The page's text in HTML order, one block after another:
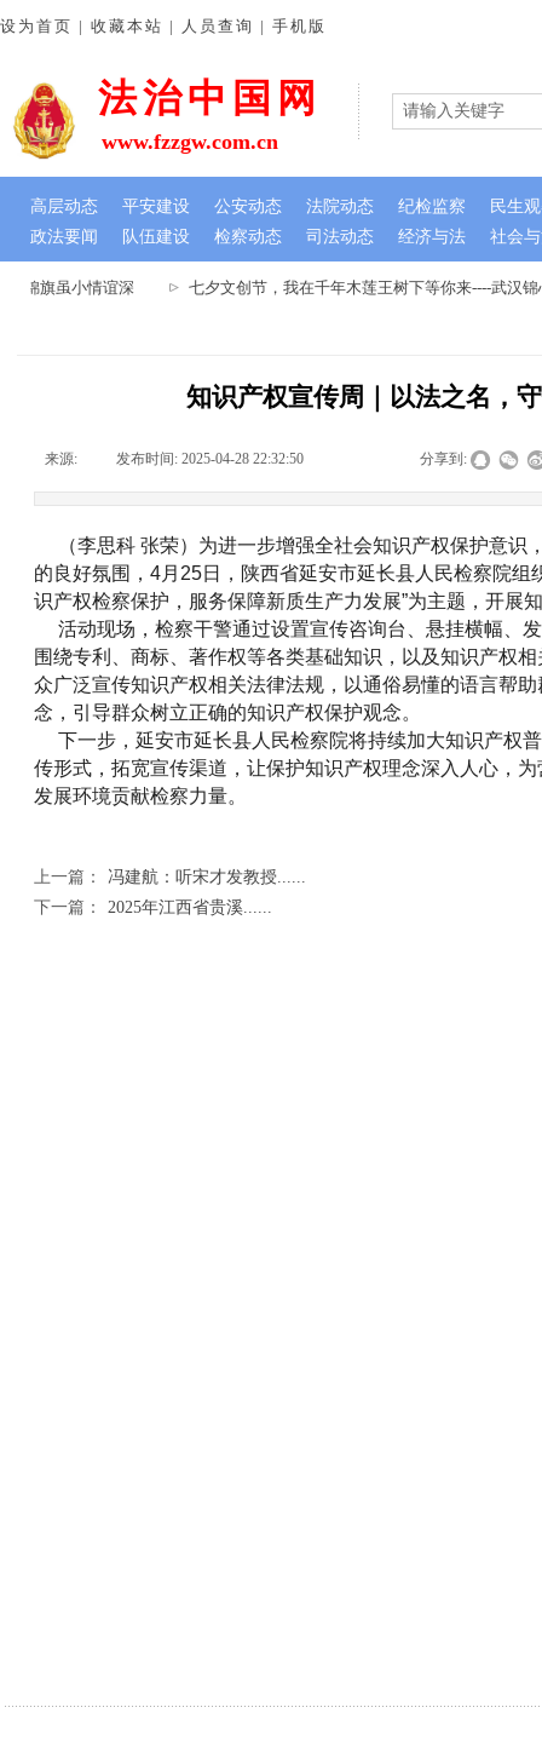
锦旗虽小情谊深 七夕文创节，我在千年木莲王树下等你来----武汉锦
法治中国网
政法要闻 队伍建设 检察动态 司法动态 经济与法 社会
设为首页 | 收藏本站 | 人员查询 | 手机版
www.fzzgw.com.cn
高层动态 平安建设 公安动态 法院动态 纪检监察 民生
知识产权宣传周｜以法之名，
来源: 发布时间: 2025-04-28 22:32:50 分享到:
（李思科 张荣）为进一步增强全社会知识产权保护意识
的良好氛围，4月25日，陕西省延安市延长县人民检察院组
识产权检察保护，服务保障新质生产力发展”为主题，开展
活动现场，检察干警通过设置宣传咨询台、悬挂横幅、
围绕专利、商标、著作权等各类基础知识，以及知识产权
众广泛宣传知识产权相关法律法规，以通俗易懂的语言帮
念，引导群众树立正确的知识产权保护观念。
下一步，延安市延长县人民检察院将持续加大知识产权
传形式，拓宽宣传渠道，让保护知识产权理念深入人心，
发展环境贡献检察力量。
上一篇：
冯建航：听宋才发教授......
下一篇：
2025年江西省贵溪......